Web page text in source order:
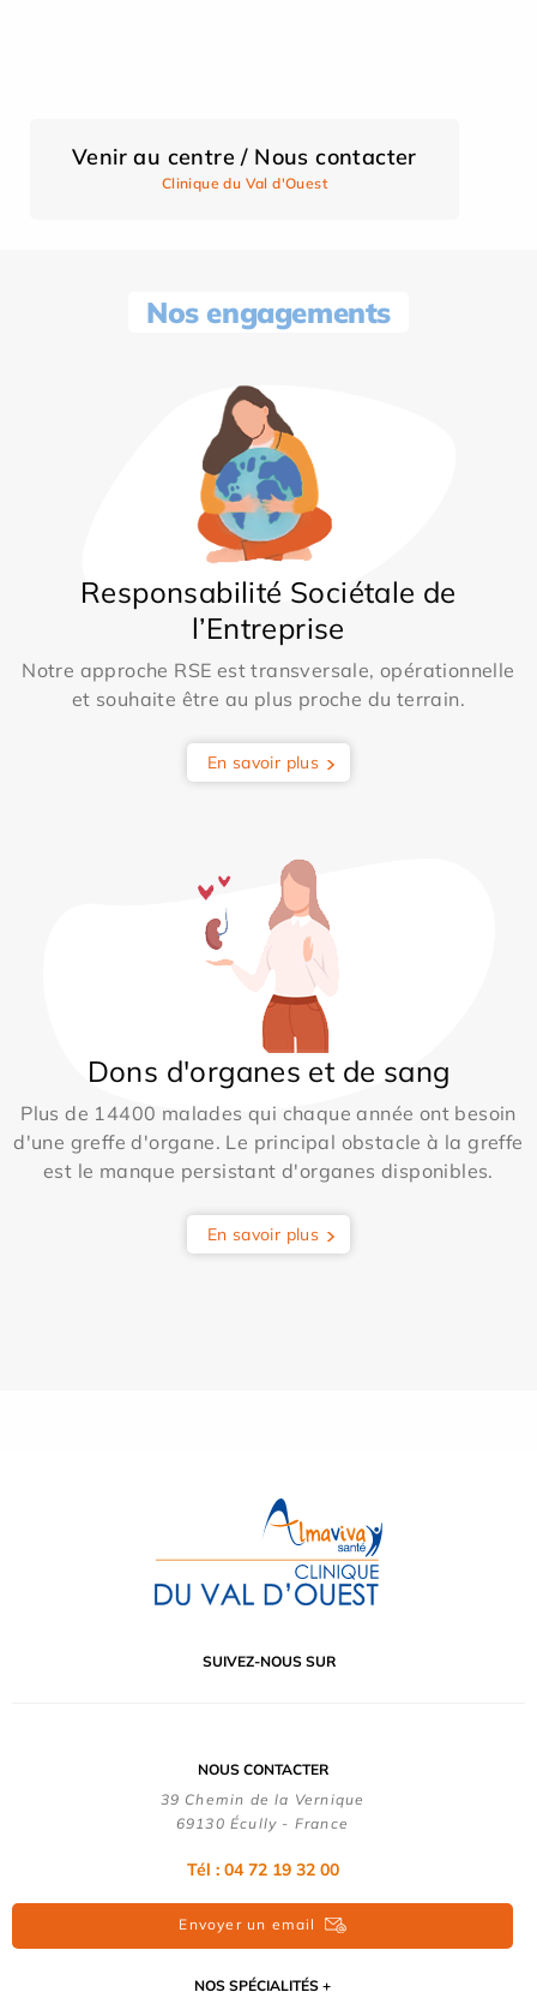
Venir au centre / Nous contacter
Clinique du Val d'Ouest
Nos engagements
Responsabilité Sociétale de
l’Entreprise
Notre approche RSE est transversale, opérationnelle
et souhaite être au plus proche du terrain.
En savoir plus
Dons d'organes et de sang
Plus de 14400 malades qui chaque année ont besoin
d'une greffe d'organe. Le principal obstacle à la greffe
est le manque persistant d'organes disponibles.
En savoir plus
SUIVEZ-NOUS SUR
NOUS CONTACTER
39 Chemin de la Vernique
69130 Écully - France
Tél : 04 72 19 32 00
Envoyer un email
NOS SPÉCIALITÉS